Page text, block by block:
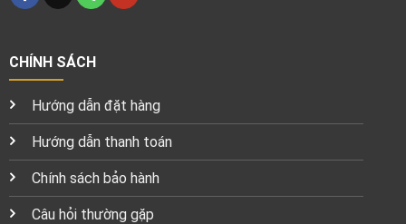
CHÍNH SÁCH
Hướng dẫn đặt hàng
Hướng dẫn thanh toán
Chính sách bảo hành
Câu hỏi thường gặp